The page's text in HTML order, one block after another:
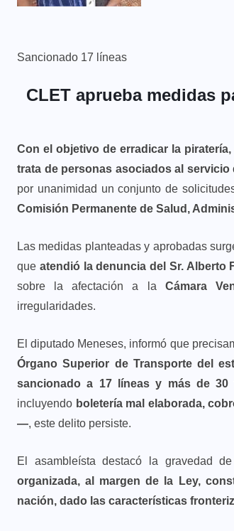
Sancionado 17 líneas
CLET aprueba medidas
​Con el objetivo de erradicar la
trata de personas asociados al
por unanimidad un conjunto de
Comisión Permanente de Salud,
Las medidas planteadas y aprobadas
que atendió la denuncia del Sr. Alberto
sobre la afectación a la Cámara
irregularidades.
El diputado Meneses, informó que
Órgano Superior de Transporte del
sancionado a 17 líneas y más de 30
incluyendo boletería mal elaborada,
—, este delito persiste.
El asambleísta destacó la gravedad
organizada, al margen de la Ley,
nación, dado las características